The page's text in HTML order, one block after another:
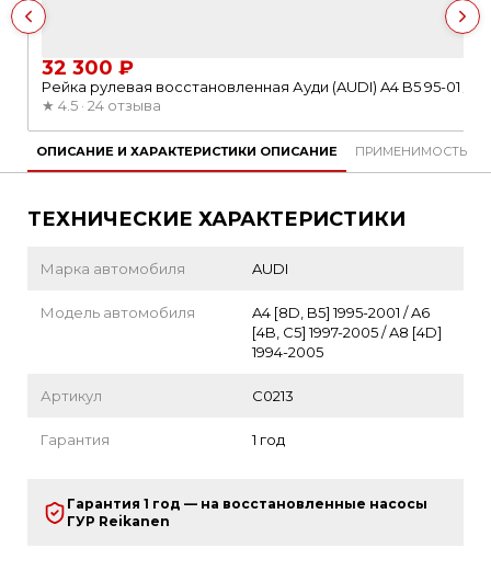
32 300 ₽
Рейка рулевая восстановленная Ауди (AUDI) A4 B5 95-01 /
★ 4.5 · 24 отзыва
ОПИСАНИЕ И ХАРАКТЕРИСТИКИ ОПИСАНИЕ ПРИМЕНИМОСТЬ
ТЕХНИЧЕСКИЕ ХАРАКТЕРИСТИКИ
Марка автомобиля AUDI
Модель автомобиля
A4 [8D, B5] 1995-2001 / A6
[4B, C5] 1997-2005 / A8 [4D]
1994-2005
Артикул C0213
Гарантия 1 год
Гарантия 1 год — на восстановленные насосы
ГУР Reikanen